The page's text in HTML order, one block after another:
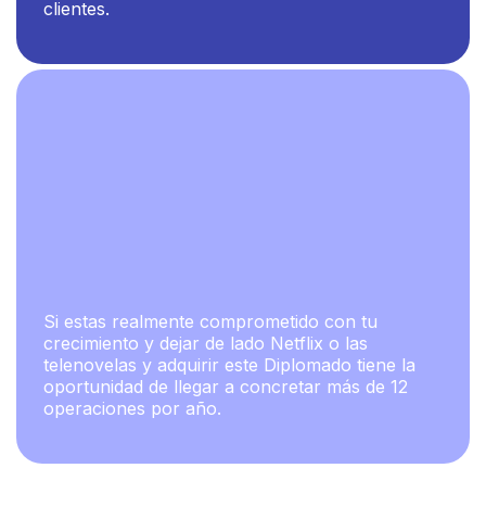
clientes.
Si estas realmente comprometido con tu
crecimiento y dejar de lado Netflix o las
telenovelas y adquirir este Diplomado tiene la
oportunidad de llegar a concretar más de 12
operaciones por año.